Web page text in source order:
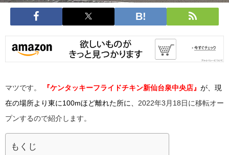
マツです。 『ケンタッキーフライドチキン新仙台泉中央店』 が、現
在の場所より東に100mほど離れた所に、 2022年3月18日に移転オー
プンするので紹介します。
もくじ